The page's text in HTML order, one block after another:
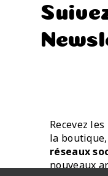
Recevez
la boutique,
réseaux
nouveaux